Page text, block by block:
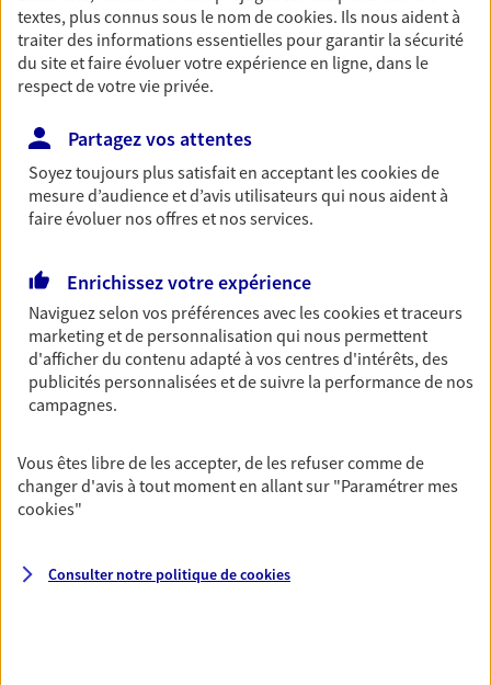
Retraite
Préparez sereinement ce nouveau chapitre de
votre vie avec les conseils d'un expert. Découvrez
spécialement conçue pour la retraite.
Santé
Couvrez vos dépenses de santé ainsi que celles de
vous ressemble.
Prévoyance
Pour un avenir serein, assurez-vous avec notre
contrat prévoyance. Préservez vos proches en cas
d'accident ou de maladie en optant pour les
invalidité ou de décès.
textes, plus connus sous le nom decookies. Ils nous aident à
traiter des informations essentielles pour garantir la sécurité
du site et faire évoluer votre expérience en ligne, dans le
respect de votre vie privée.
Partagez vos attentes
Soyez toujours plus satisfait en acceptant lescookiesde
mesure d’audience et d’avis utilisateurs qui nous aident à
faire évoluer nos offres et nos services.
Enrichissez votre expérience
Naviguez selon vos préférences avec lescookies et traceurs
marketing et de personnalisation qui nous permettent
d'afficher du contenu adapté à vos centres d'intérêts, des
publicités personnalisées et de suivre la performance de nos
campagnes.
Vous êtes libre de les accepter, de les refuser comme de
changer d'avis à tout moment en allant sur "Paramétrer mes
cookies"
Consulter notre politique decookies